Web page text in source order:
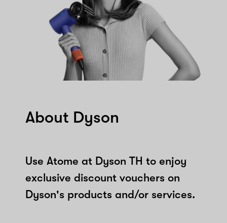
About Dyson
Use Atome at Dyson TH to enjoy
exclusive discount vouchers on
Dyson's products and/or services.